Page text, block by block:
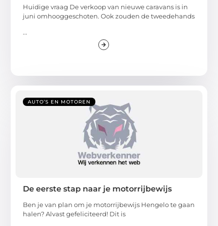
Huidige vraag De verkoop van nieuwe caravans is in
juni omhooggeschoten. Ook zouden de tweedehands
...
AUTO’S EN MOTOREN
De eerste stap naar je motorrijbewijs
Ben je van plan om je motorrijbewijs Hengelo te gaan
halen? Alvast gefeliciteerd! Dit is